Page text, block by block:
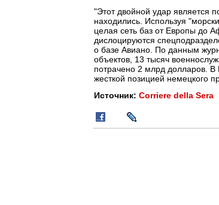
"Этот двойной удар является
находились. Используя
целая сеть баз от Европы до
дислоцируются
о базе Авиано. По данным
объектов, 13 тысяч
потрачено 2 млрд долларов. В
жесткой позицией немецкого
Источник: Corriere della Sera